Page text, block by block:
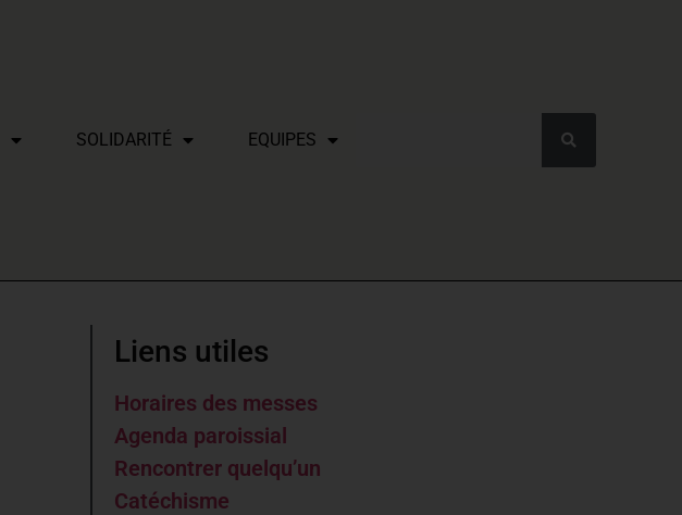
SOLIDARITÉ EQUIPES
Liens utiles
Horaires des messes
Agenda paroissial
Rencontrer quelqu’un
Catéchisme